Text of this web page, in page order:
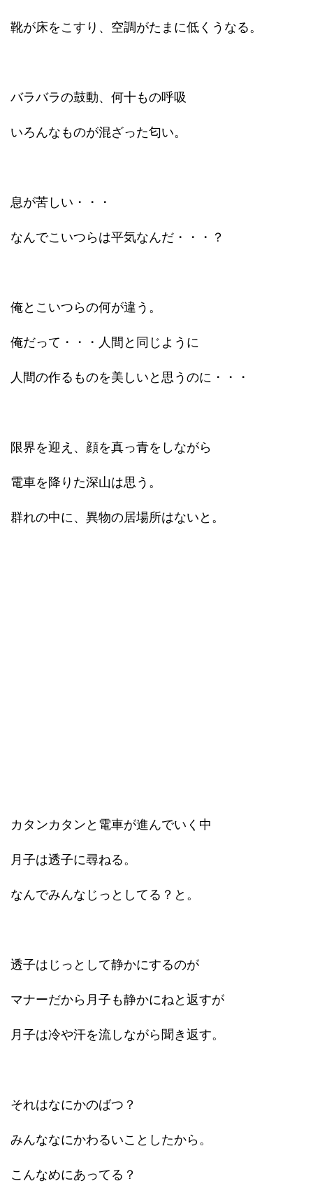
靴が床をこすり、空調がたまに低くうなる。
バラバラの鼓動、何十もの呼吸
いろんなものが混ざった匂い。
息が苦しい・・・
なんでこいつらは平気なんだ・・・？
俺とこいつらの何が違う。
俺だって・・・人間と同じように
人間の作るものを美しいと思うのに・・・
限界を迎え、顔を真っ青をしながら
電車を降りた深山は思う。
群れの中に、異物の居場所はないと。
カタンカタンと電車が進んでいく中
月子は透子に尋ねる。
なんでみんなじっとしてる？と。
透子はじっとして静かにするのが
マナーだから月子も静かにねと返すが
月子は冷や汗を流しながら聞き返す。
それはなにかのばつ？
みんななにかわるいことしたから。
こんなめにあってる？